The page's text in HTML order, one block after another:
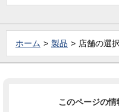
ホーム 製品 店舗の選択
このページの